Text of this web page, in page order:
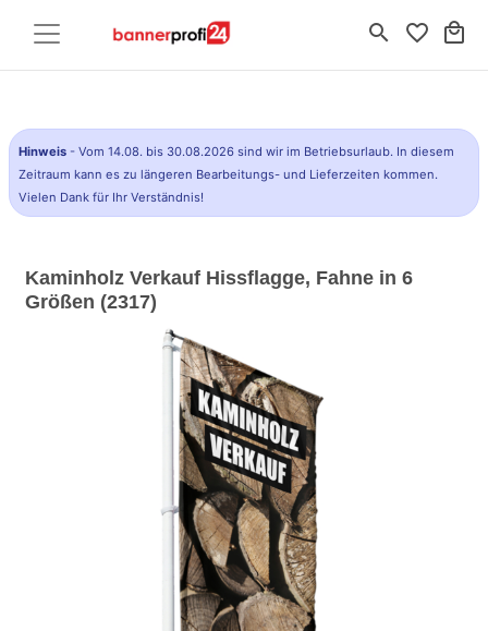
search favorite_border local_mall
Hinweis - Vom 14.08. bis 30.08.2026 sind wir im Betriebsurlaub. In diesem
Zeitraum kann es zu längeren Bearbeitungs- und Lieferzeiten kommen.
Vielen Dank für Ihr Verständnis!
Kaminholz Verkauf Hissflagge, Fahne in 6
Größen (2317)